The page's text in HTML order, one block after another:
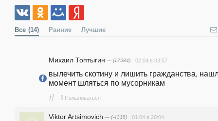
Все (14) Ранние Лучшие
Михаил Топтыгин — (17584) 02.04 в 03:57
вылечить скотину и лишить гражданства,
момент шляться по мусорникам
# ! Пожаловаться
Viktor Artsimovich — (-4318) 01.04 в 20:04